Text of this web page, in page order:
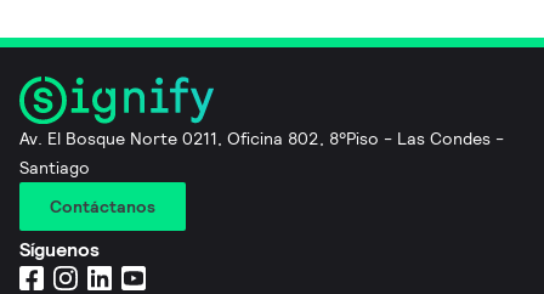
Av. El Bosque Norte 0211, Oficina 802, 8°Piso - Las Condes -
Santiago
Contáctanos
Síguenos